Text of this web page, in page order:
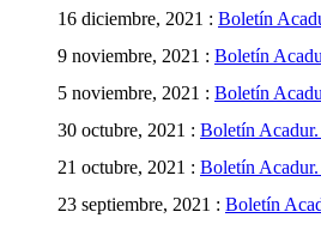
16 diciembre, 2021 : Boletín
9 noviembre, 2021 : Boletín
5 noviembre, 2021 : Boletín
30 octubre, 2021 : Boletín
21 octubre, 2021 : Boletín
23 septiembre, 2021 : Boletín